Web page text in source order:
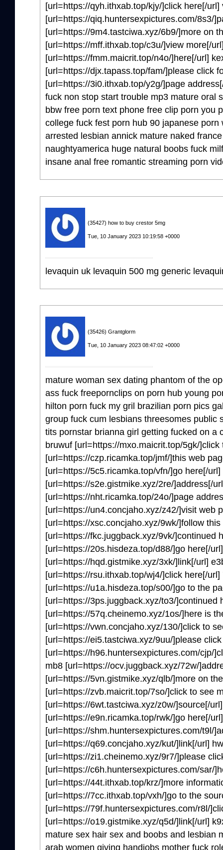
[url=https://qyh.ithxab.top/kjy/]click here[/url]
[url=https://qiq.huntersexpictures.com/8s3/
[url=https://9m4.tastciwa.xyz/6b9/]more on
[url=https://mff.ithxab.top/c3u/]view more[/
[url=https://fmm.maicrit.top/n4o/]here[/url]
[url=https://djx.tapass.top/fam/]please click
[url=https://3i0.ithxab.top/y2g/]page
fuck non stop start trouble mp3 mature oral
bbw free porn text phone free clip porn you
college fuck fest porn hub 90 japanese
arrested lesbian annick mature naked
naughtyamerica huge natural boobs fuck
insane anal free romantic streaming porn
(35427) how to buy crestor 5mg
Tue, 10 January 2023 10:19:58 +0000
levaquin uk levaquin 500 mg generic
(35426) Grantglorm
Tue, 10 January 2023 08:47:02 +0000
mature woman sex dating phantom of the
ass fuck freepornclips on porn hub young
hilton porn fuck my gril brazilian porn pics
group fuck cum lesbians threesomes public
tits pornstar brianna girl getting fucked on a
bruwuf [url=https://mxo.maicrit.top/5gk/
[url=https://czp.ricamka.top/jmf/]this web
[url=https://5c5.ricamka.top/vfn/]go here[/
[url=https://s2e.gistmike.xyz/2re/]address[/
[url=https://nht.ricamka.top/24o/]page
[url=https://un4.concjaho.xyz/z42/]visit web
[url=https://xsc.concjaho.xyz/9wk/]follow
[url=https://fkc.juggback.xyz/9vk/]continued
[url=https://20s.hisdeza.top/d88/]go here[/
[url=https://hqd.gistmike.xyz/3xk/]link[/url]
[url=https://rsu.ithxab.top/wj4/]click here[/url]
[url=https://u1a.hisdeza.top/s00/]go to the
[url=https://3ps.juggback.xyz/to3/]continued
[url=https://57q.cheinemo.xyz/1os/]here is
[url=https://vwn.concjaho.xyz/130/]click to
[url=https://ei5.tastciwa.xyz/9uu/]please
[url=https://h96.huntersexpictures.com/cjp/
mb8 [url=https://ocv.juggback.xyz/72w/
[url=https://5vn.gistmike.xyz/qlb/]more on
[url=https://zvb.maicrit.top/7so/]click to see
[url=https://6wt.tastciwa.xyz/z0w/]source[/
[url=https://e9n.ricamka.top/rwk/]go here[/
[url=https://shm.huntersexpictures.com/t9l/
[url=https://q69.concjaho.xyz/kut/]link[/url]
[url=https://zi1.cheinemo.xyz/9r7/]please
[url=https://c6h.huntersexpictures.com/sar/
[url=https://44t.ithxab.top/krz/]more
[url=https://7cc.ithxab.top/vxh/]go to the
[url=https://79f.huntersexpictures.com/r8l/
[url=https://o19.gistmike.xyz/q5d/]link[/url]
mature sex hair sex and boobs and lesbian
arab women giving handjobs mother fuck